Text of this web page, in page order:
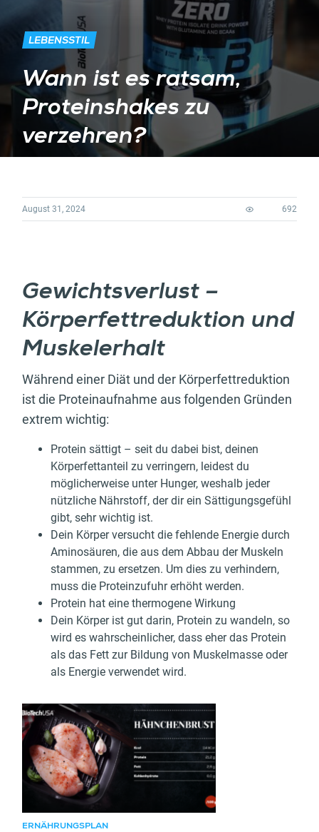
LEBENSSTIL
Wann ist es ratsam,
Proteinshakes zu
verzehren?
August 31, 2024 692
Gewichtsverlust –
Körperfettreduktion und
Muskelerhalt
Während einer Diät und der Körperfettreduktion
ist die Proteinaufnahme aus folgenden Gründen
extrem wichtig:
Protein sättigt – seit du dabei bist, deinen
Körperfettanteil zu verringern, leidest du
möglicherweise unter Hunger, weshalb jeder
nützliche Nährstoff, der dir ein Sättigungsgefühl
gibt, sehr wichtig ist.
Dein Körper versucht die fehlende Energie durch
Aminosäuren, die aus dem Abbau der Muskeln
stammen, zu ersetzen. Um dies zu verhindern,
muss die Proteinzufuhr erhöht werden.
Protein hat eine thermogene Wirkung
Dein Körper ist gut darin, Protein zu wandeln, so
wird es wahrscheinlicher, dass eher das Protein
als das Fett zur Bildung von Muskelmasse oder
als Energie verwendet wird.
Empfohlener Artikel
ERNÄHRUNGSPLAN